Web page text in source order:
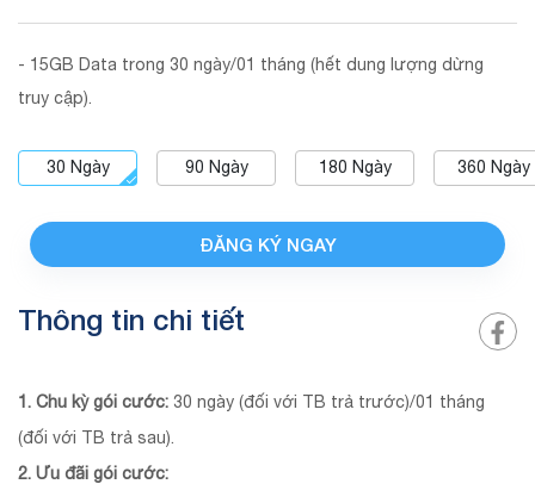
- 15GB Data trong 30 ngày/01 tháng (hết dung lượng dừng
truy cập).
30 Ngày 90 Ngày 180 Ngày 360 Ngày
ĐĂNG KÝ NGAY
Thông tin chi tiết
1. Chu kỳ gói cước: 30 ngày (đối với TB trả trước)/01 tháng
(đối với TB trả sau).
2. Ưu đãi gói cước: